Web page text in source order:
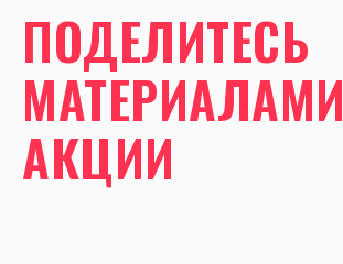
ПОДЕЛИТЕСЬ
МАТЕРИАЛАМИ
АКЦИИ